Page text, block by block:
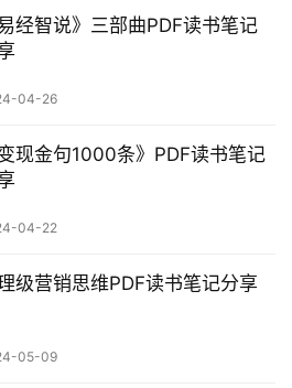
易经智说》三部曲PDF读书笔记
04-26
变现金句1000条》PDF读书笔记
04-22
级营销思维PDF读书笔记分享
05-09